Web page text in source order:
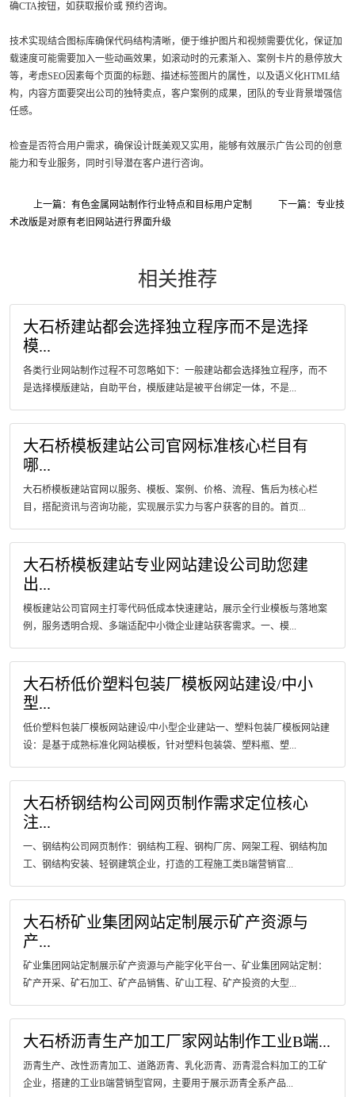
确CTA按钮，如获取报价或 预约咨询。
技术实现结合图标库确保代码结构清晰，便于维护图片和视频需要优化，保证加
载速度可能需要加入一些动画效果，如滚动时的元素渐入、案例卡片的悬停放大
等，考虑SEO因素每个页面的标题、描述标签图片的属性，以及语义化HTML结
构，内容方面要突出公司的独特卖点，客户案例的成果，团队的专业背景增强信
任感。
检查是否符合用户需求，确保设计既美观又实用，能够有效展示广告公司的创意
能力和专业服务，同时引导潜在客户进行咨询。
上一篇：有色金属网站制作行业特点和目标用户定制
下一篇：专业技
术改版是对原有老旧网站进行界面升级
相关推荐
大石桥建站都会选择独立程序而不是选择
模...
各类行业网站制作过程不可忽略如下：一般建站都会选择独立程序，而不
是选择模版建站，自助平台，模版建站是被平台绑定一体，不是...
大石桥模板建站公司官网标准核心栏目有
哪...
大石桥模板建站官网以服务、模板、案例、价格、流程、售后为核心栏
目，搭配资讯与咨询功能，实现展示实力与客户获客的目的。首页...
大石桥模板建站专业网站建设公司助您建
出...
模板建站公司官网主打零代码低成本快速建站，展示全行业模板与落地案
例，服务透明合规、多端适配中小微企业建站获客需求。一、模...
大石桥低价塑料包装厂模板网站建设/中小
型...
低价塑料包装厂模板网站建设/中小型企业建站一、塑料包装厂模板网站建
设：是基于成熟标准化网站模板，针对塑料包装袋、塑料瓶、塑...
大石桥钢结构公司网页制作需求定位核心
注...
一、钢结构公司网页制作：钢结构工程、钢构厂房、网架工程、钢结构加
工、钢结构安装、轻钢建筑企业，打造的工程施工类B端营销官...
大石桥矿业集团网站定制展示矿产资源与
产...
矿业集团网站定制展示矿产资源与产能字化平台一、矿业集团网站定制：
矿产开采、矿石加工、矿产品销售、矿山工程、矿产投资的大型...
大石桥沥青生产加工厂家网站制作工业B端...
沥青生产、改性沥青加工、道路沥青、乳化沥青、沥青混合料加工的工矿
企业，搭建的工业B端营销型官网，主要用于展示沥青全系产品...